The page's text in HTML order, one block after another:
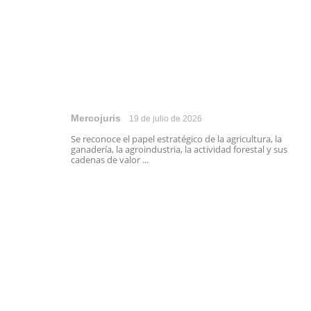
Mercojuris 19 de julio de 2026
Se reconoce el papel estratégico de la agricultura, la
ganadería, la agroindustria, la actividad forestal y sus
cadenas de valor ...